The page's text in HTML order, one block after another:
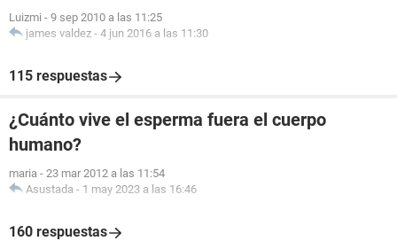
Luizmi - 9 sep 2010 a las 11:25
james valdez - 4 jun 2016 a las 11:30
115 respuestas
¿Cuánto vive el esperma fuera el cuerpo
humano?
maria - 23 mar 2012 a las 11:54
Asustada - 1 may 2023 a las 16:46
160 respuestas